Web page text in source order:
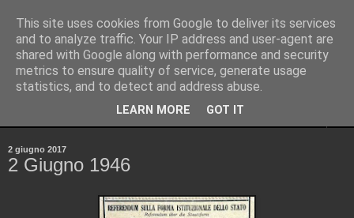
Pinellus
Pensieri in streaming, rigorosamente random.
2 giugno 2017
2 Giugno 1946
This site uses cookies from Google to deliver its services
and to analyze traffic. Your IP address and user-agent are
shared with Google along with performance and security
metrics to ensure quality of service, generate usage
statistics, and to detect and address abuse.
LEARN MORE GOT IT